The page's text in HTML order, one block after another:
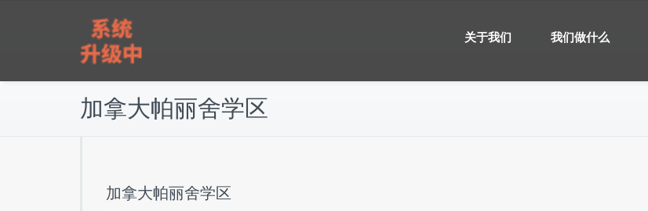
关于我们 我们做什么
加拿大帕丽舍学区
加拿大帕丽舍学区